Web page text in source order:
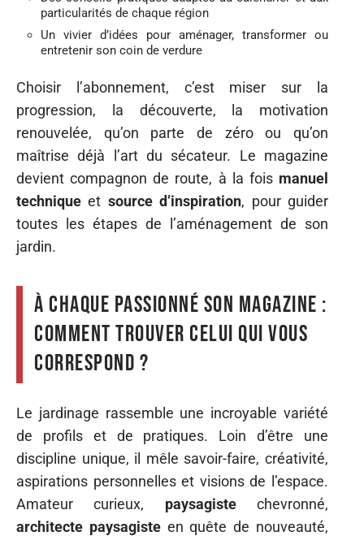
particularités de chaque région
Un vivier d’idées pour aménager, transformer ou
entretenir son coin de verdure
Choisir l’abonnement, c’est miser sur la
progression, la découverte, la motivation
renouvelée, qu’on parte de zéro ou qu’on
maîtrise déjà l’art du sécateur. Le magazine
devient compagnon de route, à la fois manuel
technique et source d’inspiration, pour guider
toutes les étapes de l’aménagement de son
jardin.
À chaque passionné son magazine :
comment trouver celui qui vous
correspond ?
Le jardinage rassemble une incroyable variété
de profils et de pratiques. Loin d’être une
discipline unique, il mêle savoir-faire, créativité,
aspirations personnelles et visions de l’espace.
Amateur curieux, paysagistechevronné,
architecte paysagisteen quête de nouveauté,